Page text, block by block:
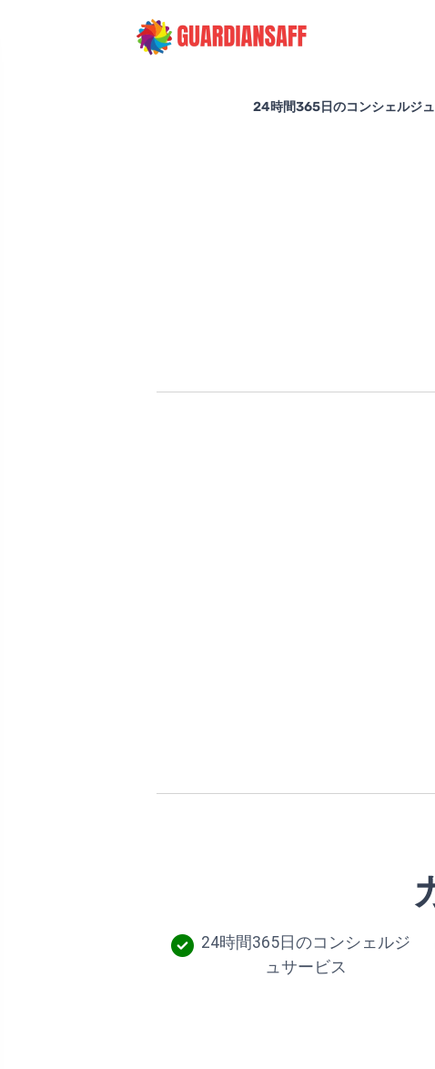
24時間365日のコンシェルジュ
24時間365日のコンシェルジ
ュサービス